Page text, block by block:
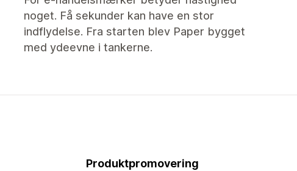
noget. Få sekunder kan have en stor
indflydelse. Fra starten blev Paper bygget
med ydeevne i tankerne.
Produktpromovering